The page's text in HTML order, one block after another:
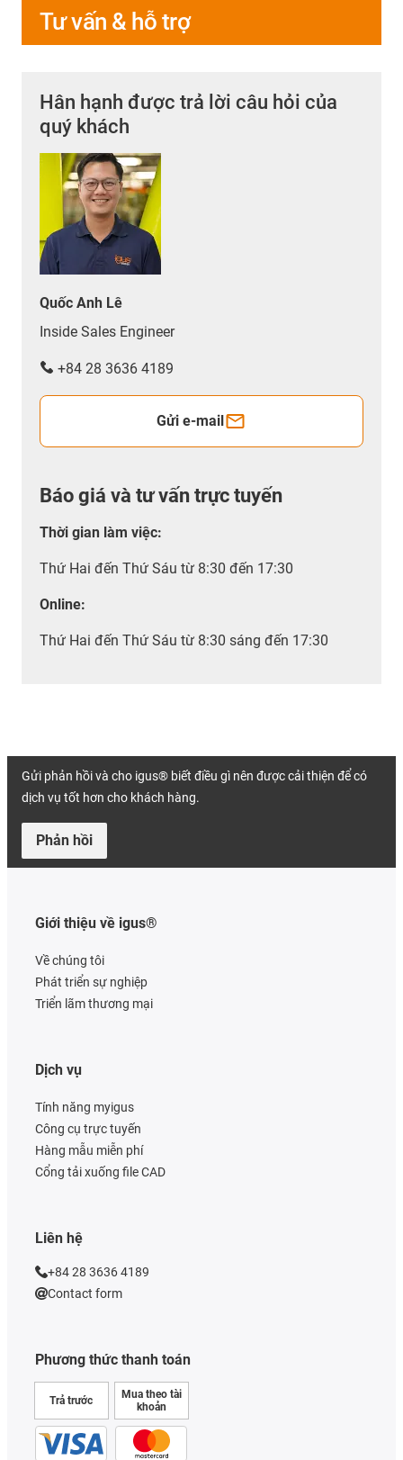
Tư vấn & hỗ trợ
Hân hạnh được trả lời câu hỏi của
quý khách
Quốc Anh Lê
Inside Sales Engineer
+84 28 3636 4189
Gửi e-mail
Báo giá và tư vấn trực tuyến
Thời gian làm việc:
Thứ Hai đến Thứ Sáu từ 8:30 đến 17:30
Online:
Thứ Hai đến Thứ Sáu từ 8:30 sáng đến 17:30
Gửi phản hồi và cho igus® biết điều gì nên được cải thiện để có
dịch vụ tốt hơn cho khách hàng.
Phản hồi
Giới thiệu về igus®
Về chúng tôi
Phát triển sự nghiệp
Triển lãm thương mại
Phương thức thanh toán
Trả trước
Mua theo tài
khoản
Dịch vụ
Tính năng myigus
Công cụ trực tuyến
Hàng mẫu miễn phí
Cổng tải xuống file CAD
Liên hệ
+84 28 3636 4189
Contact form